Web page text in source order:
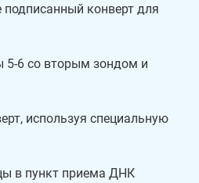
подписанный конверт для
5-6 со вторым зондом и
используя специальную
в пункт приема ДНК